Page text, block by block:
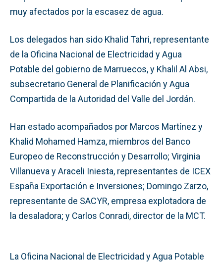
muy afectados por la escasez de agua.
Los delegados han sido Khalid Tahri, representante
de la Oficina Nacional de Electricidad y Agua
Potable del gobierno de Marruecos, y Khalil Al Absi,
subsecretario General de Planificación y Agua
Compartida de la Autoridad del Valle del Jordán.
Han estado acompañados por Marcos Martínez y
Khalid Mohamed Hamza, miembros del Banco
Europeo de Reconstrucción y Desarrollo; Virginia
Villanueva y Araceli Iniesta, representantes de ICEX
España Exportación e Inversiones; Domingo Zarzo,
representante de SACYR, empresa explotadora de
la desaladora; y Carlos Conradi, director de la MCT.
La Oficina Nacional de Electricidad y Agua Potable